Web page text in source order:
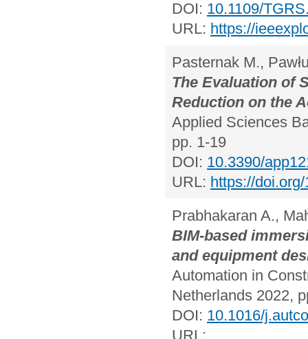
DOI: 10.1109/
URL: https://
Pasternak M.,
The Evaluation of
Reduction on the
Applied Sciences
pp. 1-19
DOI: 10.3390/
URL: https://
Prabhakaran A.,
BIM-based
and equipment
Automation in
Netherlands 2022,
DOI: 10.1016/
URL: